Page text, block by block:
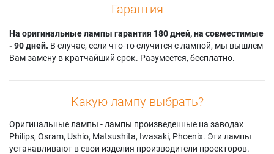
Гарантия
На оригинальные лампы гарантия 180 дней, на совместимые
- 90 дней. В случае, если что-то случится с лампой, мы вышлем
Вам замену в кратчайший срок. Разумеется, бесплатно.
Какую лампу выбрать?
Оригинальные лампы - лампы произведенные на заводах
Philips, Osram, Ushio, Matsushita, Iwasaki, Phoenix. Эти лампы
устанавливают в свои изделия производители проекторов.